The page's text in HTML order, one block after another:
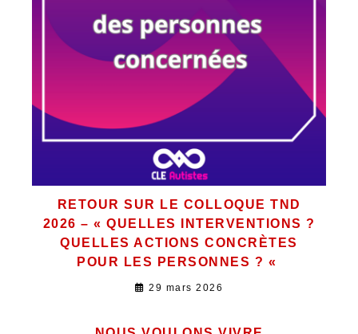
RETOUR SUR LE COLLOQUE TND
2026 – « QUELLES INTERVENTIONS ?
QUELLES ACTIONS CONCRÈTES
POUR LES PERSONNES ? «
29 mars 2026